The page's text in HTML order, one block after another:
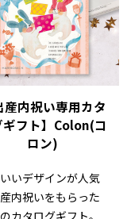
産内祝い専用カタ
ギフト】Colon(コ
ロン)
いデザインが人気
内祝いをもらった